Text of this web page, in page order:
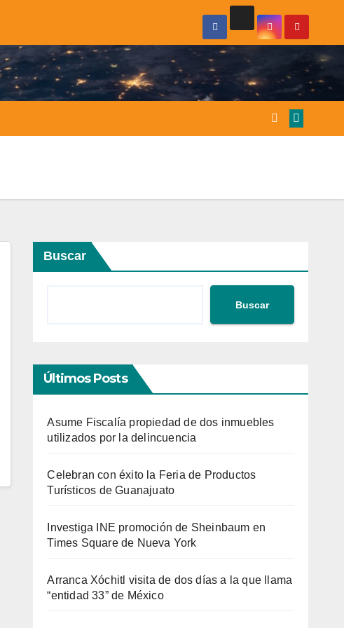
Buscar
Buscar
Últimos Posts
Asume Fiscalía propiedad de dos inmuebles
utilizados por la delincuencia
Celebran con éxito la Feria de Productos
Turísticos de Guanajuato
Investiga INE promoción de Sheinbaum en
Times Square de Nueva York
Arranca Xóchitl visita de dos días a la que llama
“entidad 33” de México